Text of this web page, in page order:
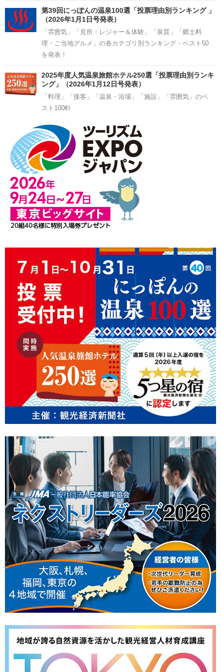
第39回にっぽんの温泉100選「投票理由別ランキング 」
（2026年1月1日号発表）
「雰囲気」「見所・レジャー＆体験」「泉質」「郷土料
理・ご当地グルメ」の各カテゴリ別ランキング・ベスト50
を発表！
2025年度人気温泉旅館ホテル250選「投票理由別ランキ
ング」（2026年1月12日号発表）
「料理」「接客」「温泉・浴場」「施設」「雰囲気」のベ
スト100軒